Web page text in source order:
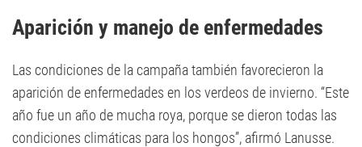
Aparición y manejo de enfermedades
Las condiciones de la campaña también favorecieron la
aparición de enfermedades en los verdeos de invierno. “Este
año fue un año de mucha roya, porque se dieron todas las
condiciones climáticas para los hongos”, afirmó Lanusse.